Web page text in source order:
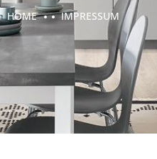
HOME IMPRESSUM